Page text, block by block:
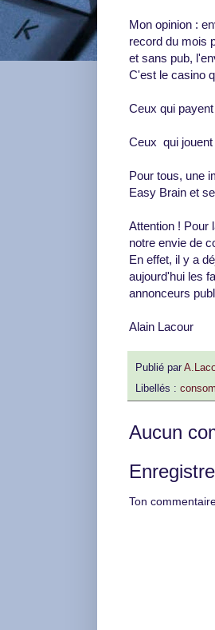
Mon opinion :
record du mois
et sans pub,
C'est le casino
Ceux qui
Ceux qui jouent
Pour tous, une
Easy Brain et
Attention ! Pour
notre envie de
En effet, il y a
aujourd'hui les
annonceurs
Alain Lacour
Publié par
Libellés :
Aucun
Ton